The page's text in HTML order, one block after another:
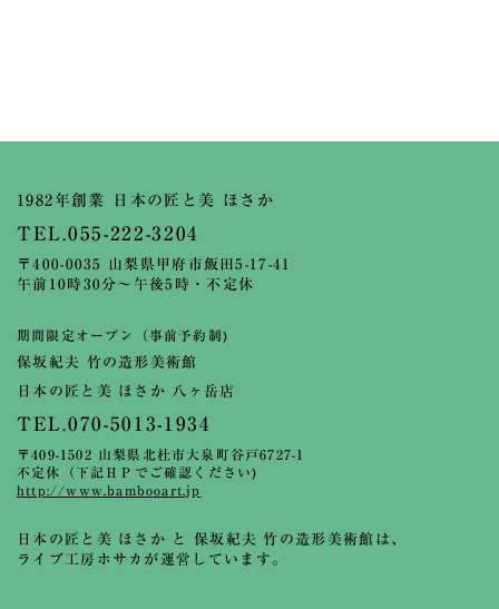
1982年創業 日本の匠と美 ほさか
TEL.055-222-3204
〒400-0035 山梨県甲府市飯田5-17-41
午前10時30分～午後5時・不定休
期間限定オープン（事前予約制)
保坂紀夫 竹の造形美術館
日本の匠と美 ほさか 八ヶ岳店
TEL.070-5013-1934
〒409-1502 山梨県北杜市大泉町谷戸6727-1
不定休（下記ＨＰでご確認ください)
http://www.bambooart.jp
日本の匠と美 ほさか と 保坂紀夫 竹の造形美術館は、
ライブ工房ホサカが運営しています。